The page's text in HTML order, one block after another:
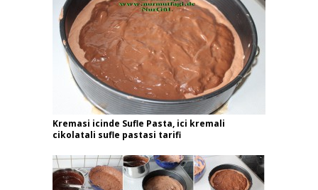
Kremasi icinde Sufle Pasta, ici kremali
cikolatali sufle pastasi tarifi